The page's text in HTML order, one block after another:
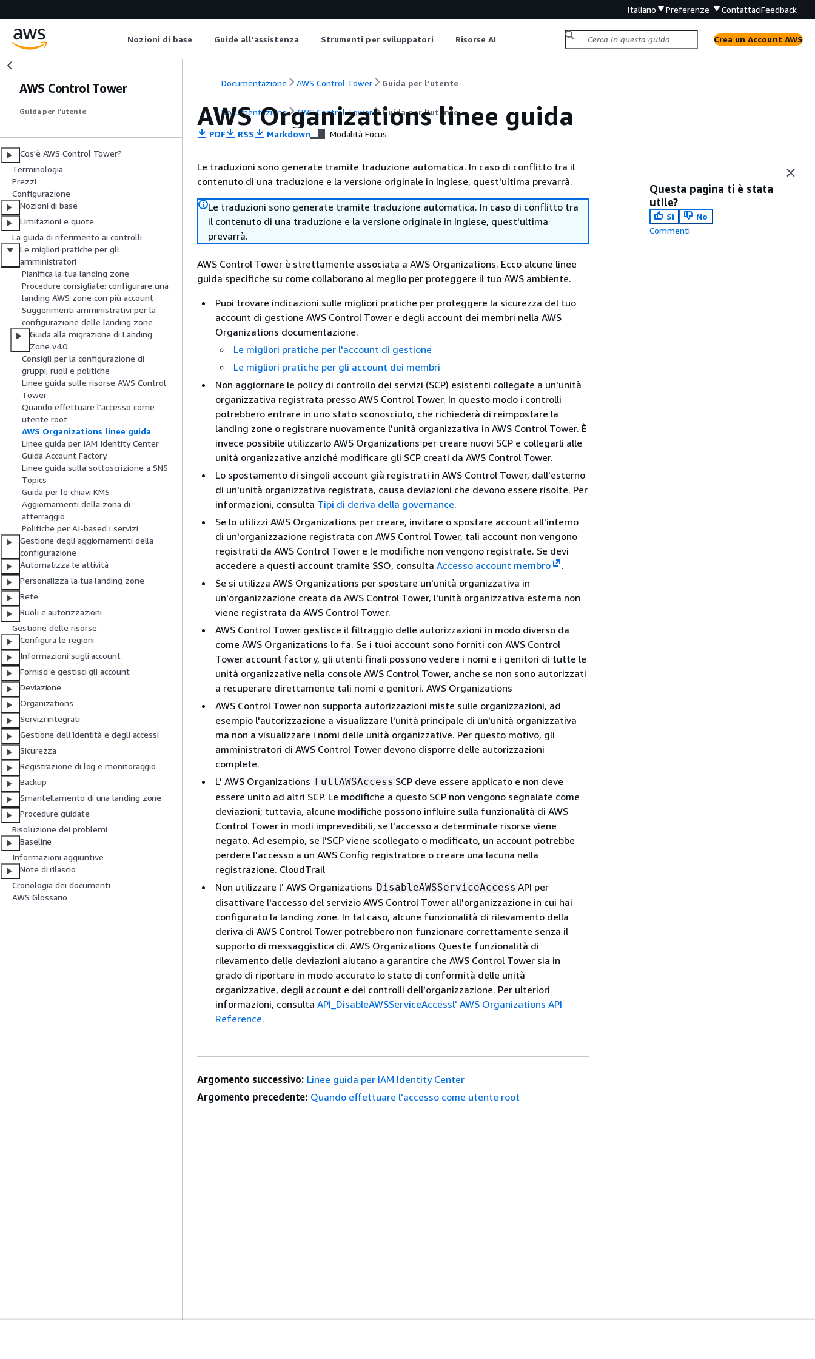
Italiano Preferenze ContattaciFeedback
Nozioni di base Guide all'assistenza Strumenti per sviluppatori Risorse AI Crea un Account AWS
AWS Control Tower
Guida per l’utente
Cos'è AWS Control Tower?
Terminologia
Prezzi
Configurazione
Nozioni di base
Limitazioni e quote
La guida di riferimento ai controlli
Le migliori pratiche per gli
amministratori
Pianifica la tua landing zone
Procedure consigliate: configurare una
landing AWS zone con più account
Suggerimenti amministrativi per la
configurazione delle landing zone
Guida alla migrazione di Landing
Zone v4.0
Consigli per la configurazione di
gruppi, ruoli e politiche
Linee guida sulle risorse AWS Control
Tower
Quando effettuare l'accesso come
utente root
AWS Organizations linee guida
Linee guida per IAM Identity Center
Guida Account Factory
Linee guida sulla sottoscrizione a SNS
Topics
Guida per le chiavi KMS
Aggiornamenti della zona di
atterraggio
Politiche per AI-based i servizi
Gestione degli aggiornamenti della
configurazione
Automatizza le attività
Personalizza la tua landing zone
Rete
Ruoli e autorizzazioni
Gestione delle risorse
Configura le regioni
Informazioni sugli account
Fornisci e gestisci gli account
Deviazione
Organizations
Servizi integrati
Gestione dell’identità e degli accessi
Sicurezza
Registrazione di log e monitoraggio
Backup
Smantellamento di una landing zone
Procedure guidate
Risoluzione dei problemi
Baseline
Informazioni aggiuntive
Note di rilascio
Cronologia dei documenti
AWS Glossario
Documentazione AWS Control Tower Guida per l’utente
Documentazione AWS Control Tower Guida per l’utente
AWS Organizations linee guida
PDF RSS Markdown Modalità Focus
Le traduzioni sono generate tramite traduzione automatica. In caso di conflitto tra il
contenuto di una traduzione e la versione originale in Inglese, quest'ultima prevarrà.
Le traduzioni sono generate tramite traduzione automatica. In caso di conflitto tra
il contenuto di una traduzione e la versione originale in Inglese, quest'ultima
prevarrà.
AWS Control Tower è strettamente associata a AWS Organizations. Ecco alcune linee
guida specifiche su come collaborano al meglio per proteggere il tuo AWS ambiente.
Puoi trovare indicazioni sulle migliori pratiche per proteggere la sicurezza del tuo
account di gestione AWS Control Tower e degli account dei membri nella AWS
Organizations documentazione.
Le migliori pratiche per l'account di gestione
Le migliori pratiche per gli account dei membri
Non aggiornare le policy di controllo dei servizi (SCP) esistenti collegate a un'unità
organizzativa registrata presso AWS Control Tower. In questo modo i controlli
potrebbero entrare in uno stato sconosciuto, che richiederà di reimpostare la
landing zone o registrare nuovamente l'unità organizzativa in AWS Control Tower. È
invece possibile utilizzarlo AWS Organizations per creare nuovi SCP e collegarli alle
unità organizzative anziché modificare gli SCP creati da AWS Control Tower.
Lo spostamento di singoli account già registrati in AWS Control Tower, dall'esterno
di un'unità organizzativa registrata, causa deviazioni che devono essere risolte. Per
informazioni, consulta Tipi di deriva della governance.
Se lo utilizzi AWS Organizations per creare, invitare o spostare account all'interno
di un'organizzazione registrata con AWS Control Tower, tali account non vengono
registrati da AWS Control Tower e le modifiche non vengono registrate. Se devi
accedere a questi account tramite SSO, consulta Accesso account membro
.
Se si utilizza AWS Organizations per spostare un'unità organizzativa in
un'organizzazione creata da AWS Control Tower, l'unità organizzativa esterna non
viene registrata da AWS Control Tower.
AWS Control Tower gestisce il filtraggio delle autorizzazioni in modo diverso da
come AWS Organizations lo fa. Se i tuoi account sono forniti con AWS Control
Tower account factory, gli utenti finali possono vedere i nomi e i genitori di tutte le
unità organizzative nella console AWS Control Tower, anche se non sono autorizzati
a recuperare direttamente tali nomi e genitori. AWS Organizations
AWS Control Tower non supporta autorizzazioni miste sulle organizzazioni, ad
esempio l'autorizzazione a visualizzare l'unità principale di un'unità organizzativa
ma non a visualizzare i nomi delle unità organizzative. Per questo motivo, gli
amministratori di AWS Control Tower devono disporre delle autorizzazioni
complete.
L' AWS Organizations FullAWSAccess SCP deve essere applicato e non deve
essere unito ad altri SCP. Le modifiche a questo SCP non vengono segnalate come
deviazioni; tuttavia, alcune modifiche possono influire sulla funzionalità di AWS
Control Tower in modi imprevedibili, se l'accesso a determinate risorse viene
negato. Ad esempio, se l'SCP viene scollegato o modificato, un account potrebbe
perdere l'accesso a un AWS Config registratore o creare una lacuna nella
registrazione. CloudTrail
Non utilizzare l' AWS Organizations DisableAWSServiceAccess API per
disattivare l'accesso del servizio AWS Control Tower all'organizzazione in cui hai
configurato la landing zone. In tal caso, alcune funzionalità di rilevamento della
deriva di AWS Control Tower potrebbero non funzionare correttamente senza il
supporto di messaggistica di. AWS Organizations Queste funzionalità di
rilevamento delle deviazioni aiutano a garantire che AWS Control Tower sia in
grado di riportare in modo accurato lo stato di conformità delle unità
organizzative, degli account e dei controlli dell'organizzazione. Per ulteriori
informazioni, consulta API_DisableAWSServiceAccessl' AWS Organizations API
Reference.
Questa pagina ti è stata
utile?
Sì
No
Commenti
Argomento successivo: Linee guida per IAM Identity Center
Argomento precedente: Quando effettuare l'accesso come utente root